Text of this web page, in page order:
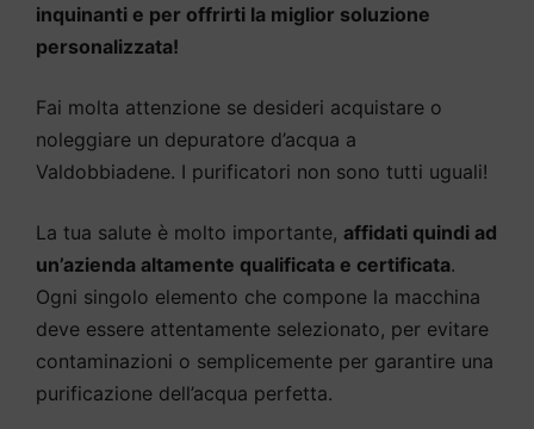
inquinanti e per offrirti la miglior soluzione
personalizzata!
Fai molta attenzione se desideri acquistare o
noleggiare un depuratore d’acqua a
Valdobbiadene. I purificatori non sono tutti uguali!
La tua salute è molto importante, affidati quindi ad
un’azienda altamente qualificata e certificata.
Ogni singolo elemento che compone la macchina
deve essere attentamente selezionato, per evitare
contaminazioni o semplicemente per garantire una
purificazione dell’acqua perfetta.